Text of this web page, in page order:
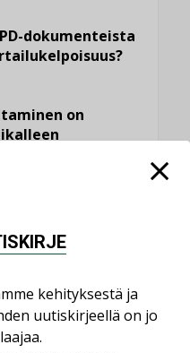
dokumenteista
on
kehityksestä ja
uutiskirjeellä on jo